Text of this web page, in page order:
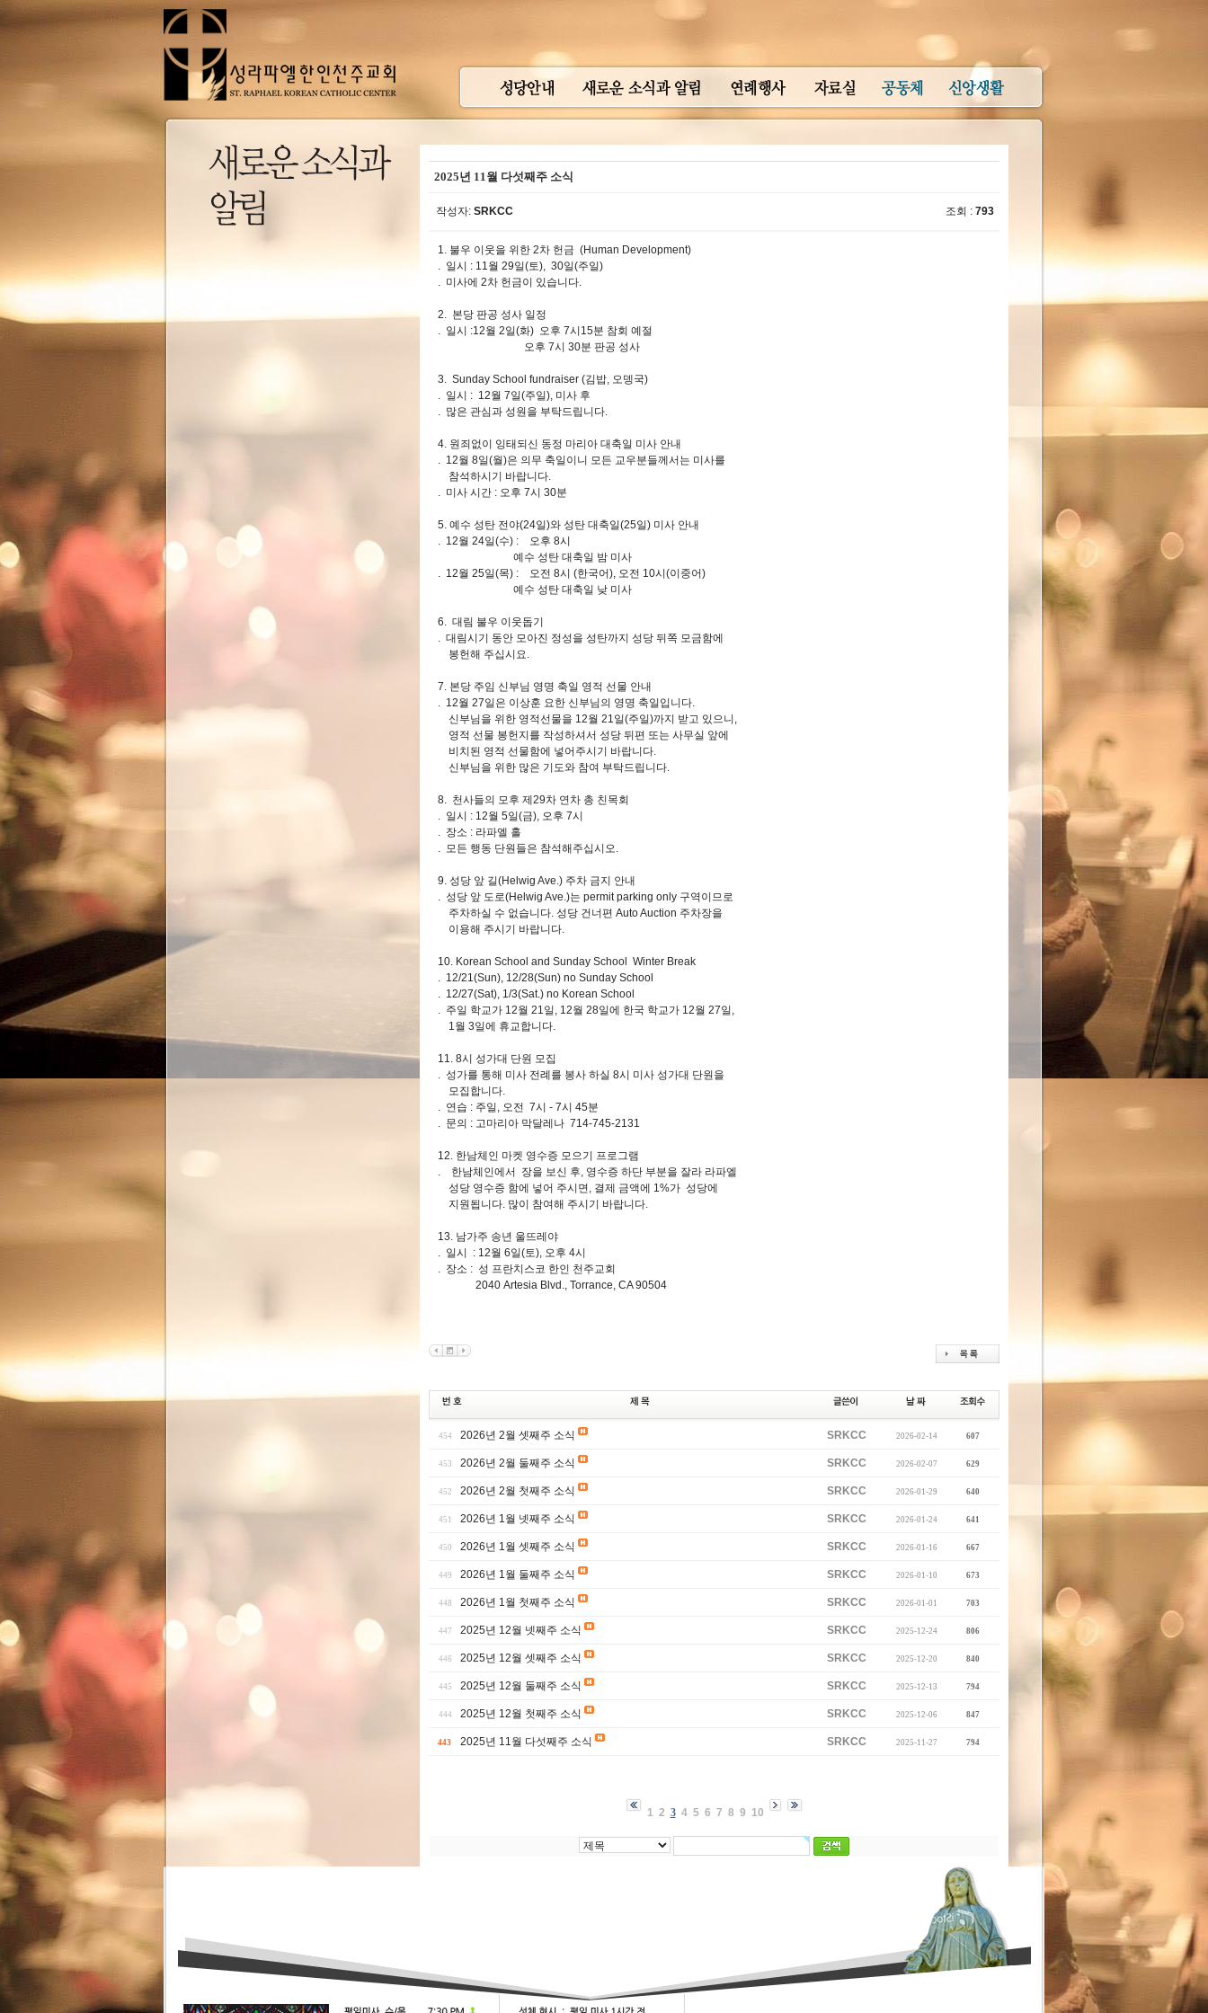
2025년 11월 다섯째주 소식
작성자: SRKCC 조회 : 793
1. 불우 이웃을 위한 2차 헌금 (Human Development)
. 일시 : 11월 29일(토), 30일(주일)
. 미사에 2차 헌금이 있습니다.
2. 본당 판공 성사 일정
. 일시 :12월 2일(화) 오후 7시15분 참회 예절
오후 7시 30분 판공 성사
3. Sunday School fundraiser (김밥, 오뎅국)
. 일시 : 12월 7일(주일), 미사 후
. 많은 관심과 성원을 부탁드립니다.
4. 원죄없이 잉태되신 동정 마리아 대축일 미사 안내
. 12월 8일(월)은 의무 축일이니 모든 교우분들께서는 미사를
참석하시기 바랍니다.
. 미사 시간 : 오후 7시 30분
5. 예수 성탄 전야(24일)와 성탄 대축일(25일) 미사 안내
. 12월 24일(수) : 오후 8시
예수 성탄 대축일 밤 미사
. 12월 25일(목) : 오전 8시 (한국어), 오전 10시(이중어)
예수 성탄 대축일 낮 미사
6. 대림 불우 이웃돕기
. 대림시기 동안 모아진 정성을 성탄까지 성당 뒤쪽 모금함에
봉헌해 주십시요.
7. 본당 주임 신부님 영명 축일 영적 선물 안내
. 12월 27일은 이상훈 요한 신부님의 영명 축일입니다.
신부님을 위한 영적선물을 12월 21일(주일)까지 받고 있으니,
영적 선물 봉헌지를 작성하셔서 성당 뒤편 또는 사무실 앞에
비치된 영적 선물함에 넣어주시기 바랍니다.
신부님을 위한 많은 기도와 참여 부탁드립니다.
8. 천사들의 모후 제29차 연차 총 친목회
. 일시 : 12월 5일(금), 오후 7시
. 장소 : 라파엘 홀
. 모든 행동 단원들은 참석해주십시오.
9. 성당 앞 길(Helwig Ave.) 주차 금지 안내
. 성당 앞 도로(Helwig Ave.)는 permit parking only 구역이므로
주차하실 수 없습니다. 성당 건너편 Auto Auction 주차장을
이용해 주시기 바랍니다.
10. Korean School and Sunday School Winter Break
. 12/21(Sun), 12/28(Sun) no Sunday School
. 12/27(Sat), 1/3(Sat.) no Korean School
. 주일 학교가 12월 21일, 12월 28일에 한국 학교가 12월 27일,
1월 3일에 휴교합니다.
11. 8시 성가대 단원 모집
. 성가를 통해 미사 전례를 봉사 하실 8시 미사 성가대 단원을
모집합니다.
. 연습 : 주일, 오전 7시 - 7시 45분
. 문의 : 고마리아 막달레나 714-745-2131
12. 한남체인 마켓 영수증 모으기 프로그램
. 한남체인에서 장을 보신 후, 영수증 하단 부분을 잘라 라파엘
성당 영수증 함에 넣어 주시면, 결제 금액에 1%가 성당에
지원됩니다. 많이 참여해 주시기 바랍니다.
13. 남가주 송년 울뜨레야
. 일시 : 12월 6일(토), 오후 4시
. 장소 : 성 프란치스코 한인 천주교회
2040 Artesia Blvd., Torrance, CA 90504
454 2026년 2월 셋째주 소식 SRKCC 2026-02-14 607
453 2026년 2월 둘째주 소식 SRKCC 2026-02-07 629
452 2026년 2월 첫째주 소식 SRKCC 2026-01-29 640
451 2026년 1월 넷째주 소식 SRKCC 2026-01-24 641
450 2026년 1월 셋째주 소식 SRKCC 2026-01-16 667
449 2026년 1월 둘째주 소식 SRKCC 2026-01-10 673
448 2026년 1월 첫째주 소식 SRKCC 2026-01-01 703
447 2025년 12월 넷째주 소식 SRKCC 2025-12-24 806
446 2025년 12월 셋째주 소식 SRKCC 2025-12-20 840
445 2025년 12월 둘째주 소식 SRKCC 2025-12-13 794
444 2025년 12월 첫째주 소식 SRKCC 2025-12-06 847
443 2025년 11월 다섯째주 소식 SRKCC 2025-11-27 794
1 2 3 4 5 6 7 8 9 10